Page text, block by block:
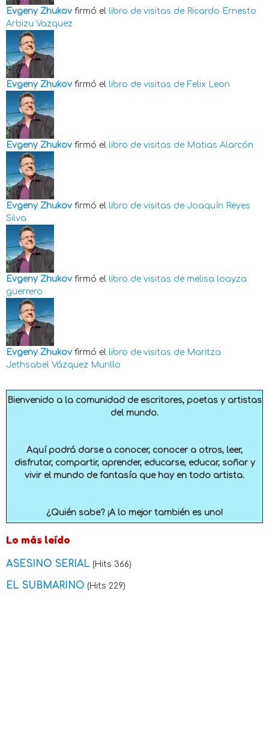
Evgeny Zhukov firmó el libro de visitas de Ricardo Ernesto
Arbizu Vazquez
Evgeny Zhukov firmó el libro de visitas de Felix Leon
Evgeny Zhukov firmó el libro de visitas de Matias Alarcón
Evgeny Zhukov firmó el libro de visitas de Joaquín Reyes
Silva
Evgeny Zhukov firmó el libro de visitas de melisa loayza
guerrero
Evgeny Zhukov firmó el libro de visitas de Maritza
Jethsabel Vázquez Murillo
Bienvenido a la comunidad de escritores, poetas y artistas
del mundo.
Aquí podrá darse a conocer, conocer a otros, leer,
disfrutar, compartir, aprender, educarse, educar, soñar y
vivir el mundo de fantasía que hay en todo artista.
¿Quién sabe? ¡A lo mejor también es uno!
Lo más leído
ASESINO SERIAL (Hits 366)
EL SUBMARINO (Hits 229)